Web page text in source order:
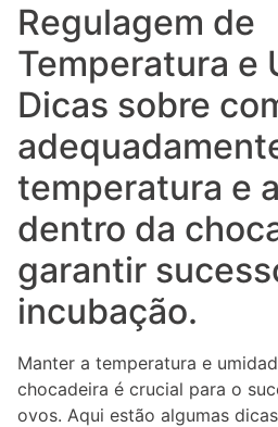
Regulagem de
Temperatura e
Dicas sobre
temperatura e
dentro da
garantir
incubação.
Manter a temperatura e
chocadeira é crucial para o
ovos. Aqui estão algumas